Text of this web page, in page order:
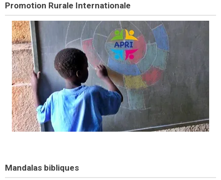
Promotion Rurale Internationale
Mandalas bibliques